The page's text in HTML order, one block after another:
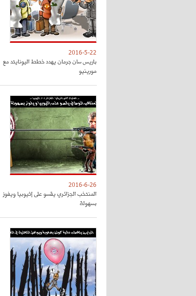
2016-5-22
باريس سان جرمان يهدد خطط اليونايتد مع
مورينيو
2016-6-26
المنتخب الجزائري يقسو على إثيوبيا ويفوز
بسهولة